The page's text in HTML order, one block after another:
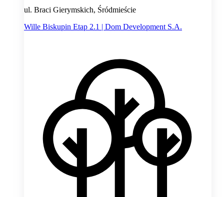
ul. Braci Gierymskich, Śródmieście
Wille Biskupin Etap 2.1 | Dom Development S.A.